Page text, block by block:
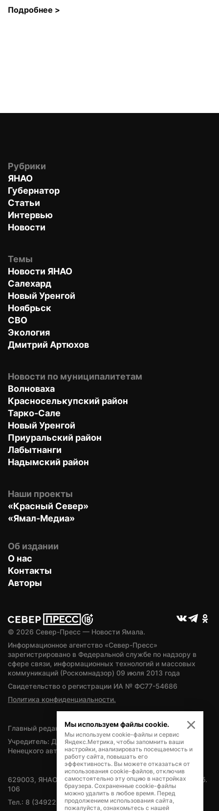
Подробнее >
Рубрики
ЯНАО
Губернатор
Статьи
Интервью
Новости
Темы
Новости ЯНАО
Салехард
Новый Уренгой
Ноябрьск
СВО
Экология
Дмитрий Артюхов
Новости по муниципалитетам
Волноваха
Красноселькупский район
Тарко-Сале
Новый Уренгой
Приуральский район
Лабытнанги
Надымский район
Наши проекты
«Красный Север»
«Ямал-Медиа»
Об издании
О нас
Контакты
Авторы
© 2026 Север-Пресс — Новости Ямала.
Информационное агентство «Север-Пресс»
зарегистрировано в Федеральной службе по надзору в
сфере связи, информационных технологий и массовых
коммуникаций (Роскомнадзор) 09 июля 2013 года
Свидетельство о регистрации ИА № ФС77-54686
Политика конфиденциальности.
Главный редактор — А.Л. Поздеев
Учредитель: Департамент внутренней политики Ямало-
Ненецкого автономного округа
629003, ЯНАО, Салехард, мкр. Богдана Кнунянца, д.1, каб.
106
Тел.: 8 (34922) 71262
Мы используем файлы cookie.
Мы используем cookie-файлы и сервис
Яндекс.Метрика, чтобы запомнить ваши
настройки, анализировать посещаемость и
работу сайта, повышать его
эффективность. Вы можете отказаться от
использования cookie-файлов, отключив
самостоятельно эту опцию в настройках
браузера. Сохраненные cookie-файлы
можно удалить в любое время. Перед
продолжением использования сайта,
пожалуйста, ознакомьтесь с нашей